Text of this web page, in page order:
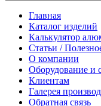
Главная
Каталог изделий
Калькулятор
Статьи /
О компании
Оборудование и
Клиентам
Галерея
Обратная связь